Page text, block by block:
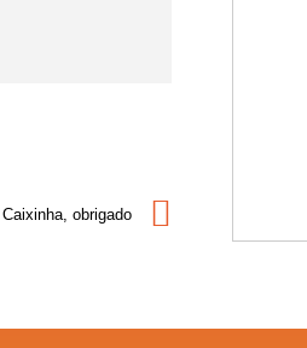
Caixinha, obrigado